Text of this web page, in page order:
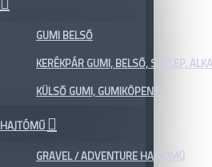
GUMI BELSŐ
KERÉKPÁR GUMI, BELSŐ, SZELEP,
KÜLSŐ GUMI, GUMIKÖPENY
HAJTÓMŰ
GRAVEL / ADVENTURE HAJTÓMŰ